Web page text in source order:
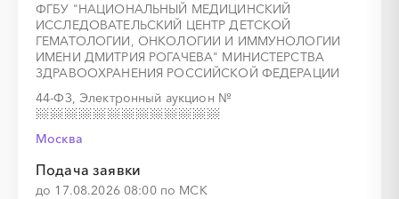
ФГБУ "НАЦИОНАЛЬНЫЙ МЕДИЦИНСКИЙ
ИССЛЕДОВАТЕЛЬСКИЙ ЦЕНТР ДЕТСКОЙ
ГЕМАТОЛОГИИ, ОНКОЛОГИИ И ИММУНОЛОГИИ
ИМЕНИ ДМИТРИЯ РОГАЧЕВА" МИНИСТЕРСТВА
ЗДРАВООХРАНЕНИЯ РОССИЙСКОЙ ФЕДЕРАЦИИ
44-ФЗ, Электронный аукцион №
Москва
Подача заявки
до 17.08.2026 08:00 по МСК